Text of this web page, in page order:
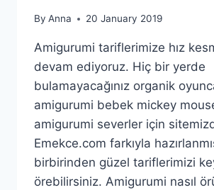
By Anna 20 January 2019
Amigurumi tariflerimize hız
devam ediyoruz. Hiç bir yerde
bulamayacağınız organik
amigurumi bebek mickey
amigurumi severler için
Emekce.com farkıyla
birbirinden güzel tariflerimizi
örebilirsiniz. Amigurumi nasıl